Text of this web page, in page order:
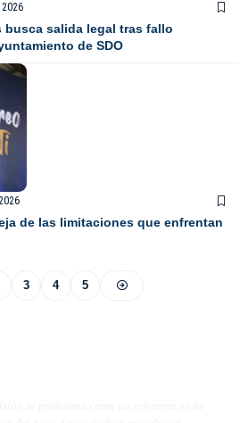
busca salida legal tras fallo
de SDO
de las limitaciones que enfrentan
3 4 5